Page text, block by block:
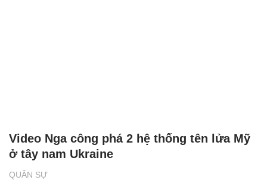
QUÂN SỰ
Video Nga công phá 2 hệ thống tên lửa Mỹ
ở tây nam Ukraine